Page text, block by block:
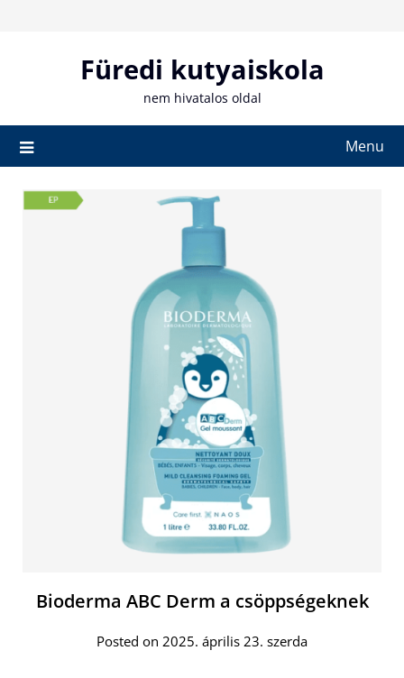
Füredi kutyaiskola
nem hivatalos oldal
Menu
Bioderma ABC Derm a csöppségeknek
Posted on 2025. április 23. szerda